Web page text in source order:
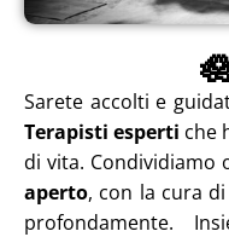
Sarete accolti e
Terapisti esperti che
di vita. Condividiamo
aperto, con la cura
profondamente.